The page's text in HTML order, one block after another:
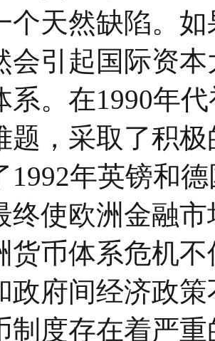
个天然缺陷。
会引起国际资
系。在1990年
题，采取了积
1992年英镑和
终使欧洲金融
体系危机不
政府间经济政
制度存在着严